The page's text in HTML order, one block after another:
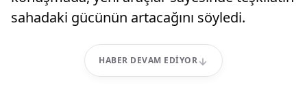
sahadaki gücünün artacağını söyledi.
HABER DEVAM EDIYOR